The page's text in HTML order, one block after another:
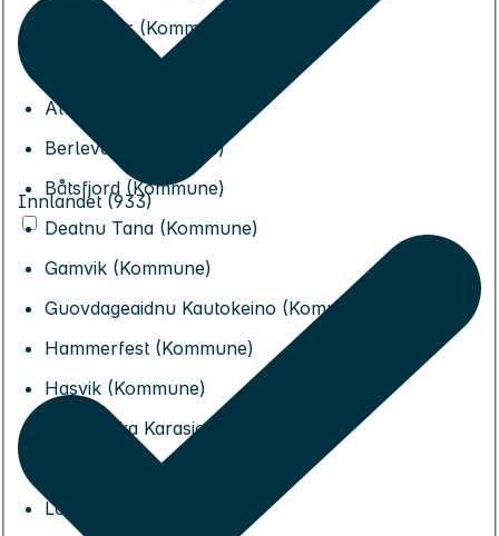
Øvre Eiker (Kommune)
Alta (Kommune)
Berlevåg (Kommune)
Båtsfjord (Kommune)
Deatnu Tana (Kommune)
Gamvik (Kommune)
Guovdageaidnu Kautokeino (Kommune)
Hammerfest (Kommune)
Hasvik (Kommune)
Karasjohka Karasjok (Kommune)
Lebesby (Kommune)
Loppa (Kommune)
Innlandet (933)